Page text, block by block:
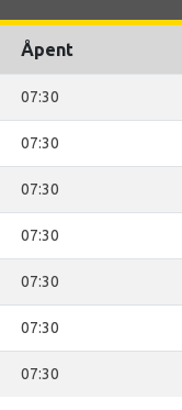
Åpent
07:30
07:30
07:30
07:30
07:30
07:30
07:30